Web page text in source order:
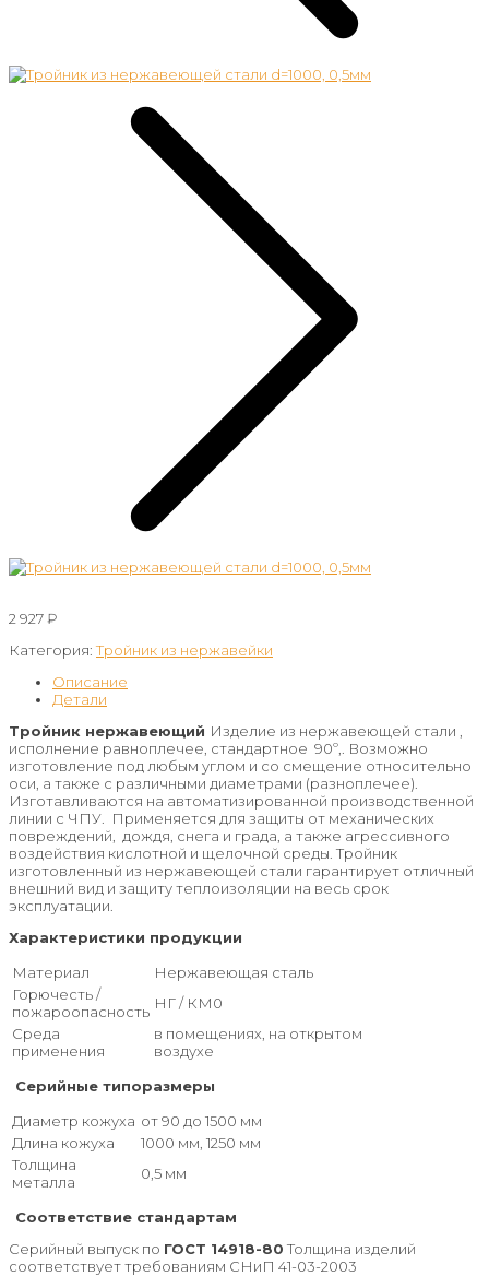
2 927₽
Категория: Тройник из нержавейки
Описание
Детали
Тройник нержавеющий Изделие из нержавеющей стали ,
исполнение равноплечее, стандартное 90º,. Возможно
изготовление под любым углом и со смещение относительно
оси, а также с различными диаметрами (разноплечее).
Изготавливаются на автоматизированной производственной
линии с ЧПУ. Применяется для защиты от механических
повреждений, дождя, снега и града, а также агрессивного
воздействия кислотной и щелочной среды. Тройник
изготовленный из нержавеющей стали гарантирует отличный
внешний вид и защиту теплоизоляции на весь срок
эксплуатации.
Характеристики продукции
Материал
Нержавеющая сталь
Горючесть /
пожароопасность НГ / КМ0
Среда
применения
в помещениях, на открытом
воздухе
Серийные типоразмеры
Диаметр кожуха от 90 до 1500 мм
Длина кожуха
1000 мм, 1250 мм
Толщина
металла
0,5 мм
Соответствие стандартам
Серийный выпуск по ГОСТ 14918-80 Толщина изделий
соответствует требованиям СНиП 41-03-2003